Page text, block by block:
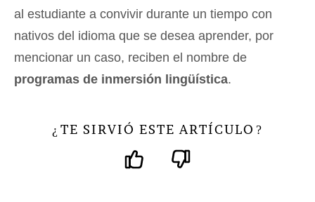
al estudiante a convivir durante un tiempo con
nativos del idioma que se desea aprender, por
mencionar un caso, reciben el nombre de
programas de inmersión lingüística.
¿ TE SIRVIÓ ESTE ARTÍCULO ?